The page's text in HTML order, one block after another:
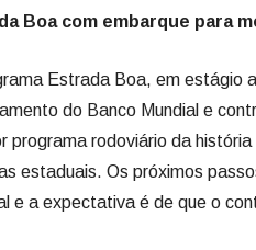
Boa com embarque para
Estrada Boa, em estágio
do Banco Mundial e
programa rodoviário da
estaduais. Os próximos
e a expectativa é de que o